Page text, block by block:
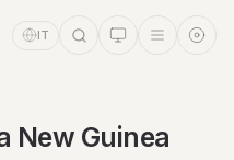
IT
New Guinea